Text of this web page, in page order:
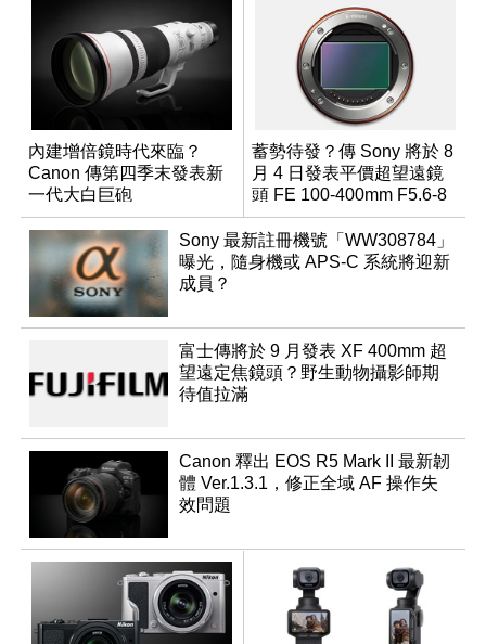
內建增倍鏡時代來臨？
Canon 傳第四季末發表新
一代大白巨砲
蓄勢待發？傳 Sony 將於 8
月 4 日發表平價超望遠鏡
頭 FE 100-400mm F5.6-8
Sony 最新註冊機號「WW308784」
曝光，隨身機或 APS-C 系統將迎新
成員？
富士傳將於 9 月發表 XF 400mm 超
望遠定焦鏡頭？野生動物攝影師期
待值拉滿
Canon 釋出 EOS R5 Mark II 最新韌
體 Ver.1.3.1，修正全域 AF 操作失
效問題